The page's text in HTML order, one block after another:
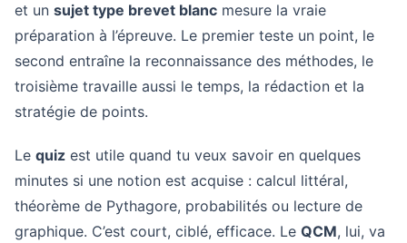
et un sujet type brevet blanc mesure la vraie
préparation à l’épreuve. Le premier teste un point, le
second entraîne la reconnaissance des méthodes, le
troisième travaille aussi le temps, la rédaction et la
stratégie de points.
Le quiz est utile quand tu veux savoir en quelques
minutes si une notion est acquise : calcul littéral,
théorème de Pythagore, probabilités ou lecture de
graphique. C’est court, ciblé, efficace. Le QCM, lui, va